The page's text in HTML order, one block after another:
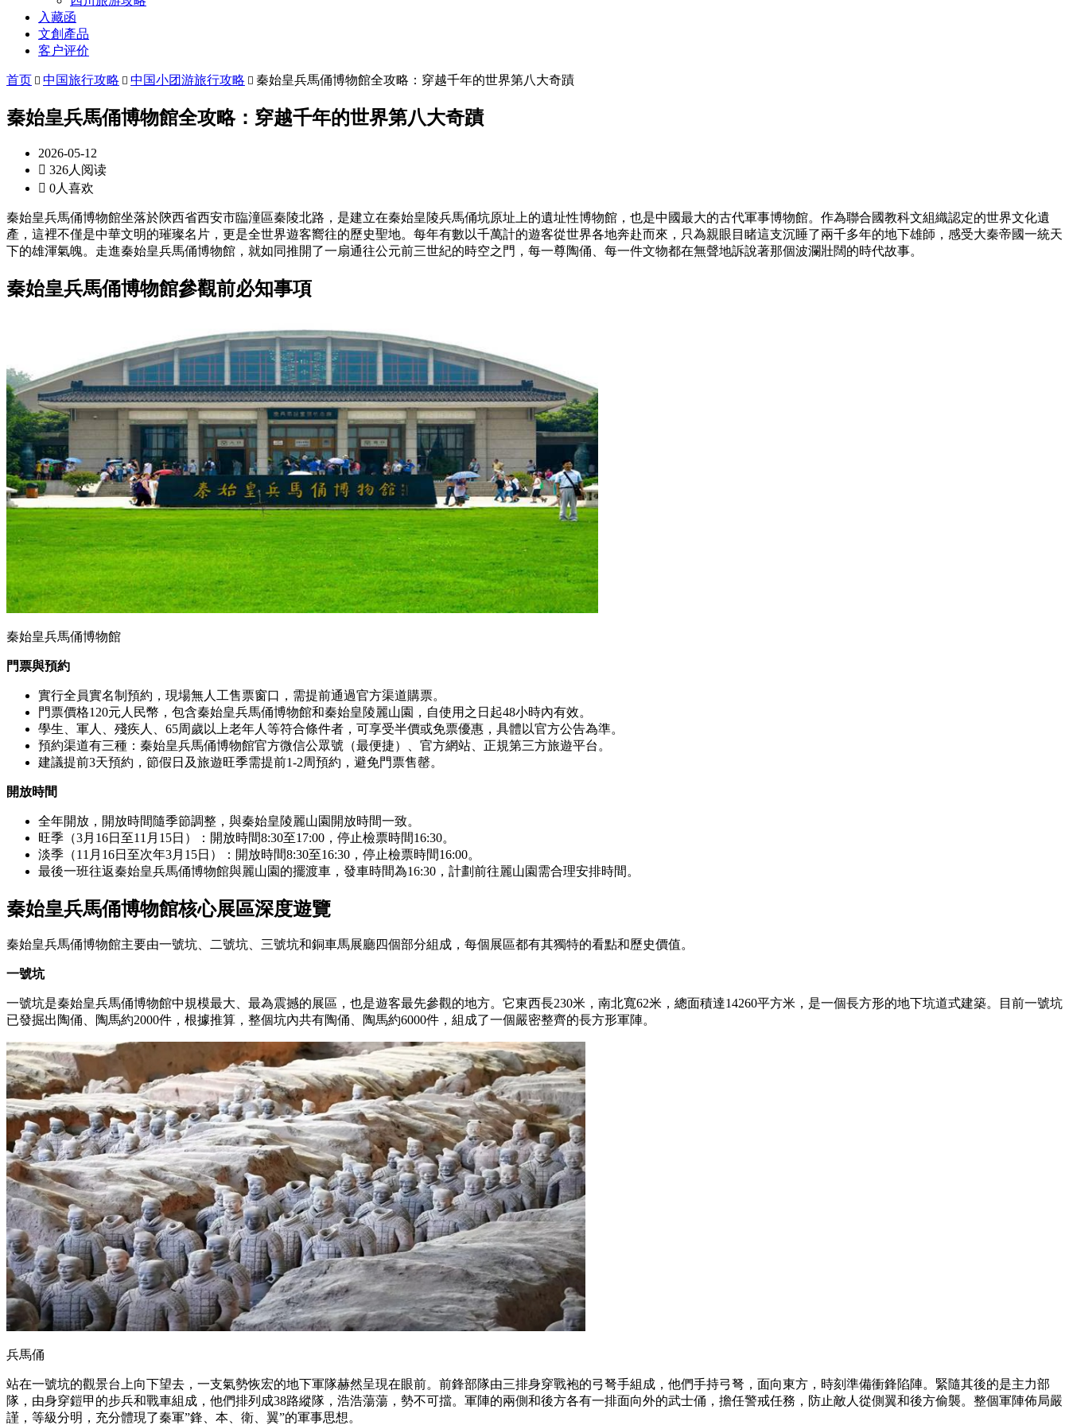
入藏函
文創產品
客户评价
首页  中国旅行攻略  中国小团游旅行攻略  秦始皇兵馬俑博物館全攻略：穿越千年的世界第八大奇蹟
秦始皇兵馬俑博物館全攻略：穿越千年的世界第八大奇蹟
2026-05-12
 326人阅读
 0人喜欢
秦始皇兵馬俑博物館坐落於陝西省西安市臨潼區秦陵北路，是建立在秦始皇陵兵馬俑坑原址上的遺址性博物館，也是中國最大的古代軍事博物館。作為聯合國教科文組織認定的世界文化遺
產，這裡不僅是中華文明的璀璨名片，更是全世界遊客嚮往的歷史聖地。每年有數以千萬計的遊客從世界各地奔赴而來，只為親眼目睹這支沉睡了兩千多年的地下雄師，感受大秦帝國一統天
下的雄渾氣魄。走進秦始皇兵馬俑博物館，就如同推開了一扇通往公元前三世紀的時空之門，每一尊陶俑、每一件文物都在無聲地訴說著那個波瀾壯闊的時代故事。
秦始皇兵馬俑博物館參觀前必知事項
秦始皇兵馬俑博物館
門票與預約
實行全員實名制預約，現場無人工售票窗口，需提前通過官方渠道購票。
門票價格120元人民幣，包含秦始皇兵馬俑博物館和秦始皇陵麗山園，自使用之日起48小時內有效。
學生、軍人、殘疾人、65周歲以上老年人等符合條件者，可享受半價或免票優惠，具體以官方公告為準。
預約渠道有三種：秦始皇兵馬俑博物館官方微信公眾號（最便捷）、官方網站、正規第三方旅遊平台。
建議提前3天預約，節假日及旅遊旺季需提前1-2周預約，避免門票售罄。
開放時間
全年開放，開放時間隨季節調整，與秦始皇陵麗山園開放時間一致。
旺季（3月16日至11月15日）：開放時間8:30至17:00，停止檢票時間16:30。
淡季（11月16日至次年3月15日）：開放時間8:30至16:30，停止檢票時間16:00。
最後一班往返秦始皇兵馬俑博物館與麗山園的擺渡車，發車時間為16:30，計劃前往麗山園需合理安排時間。
秦始皇兵馬俑博物館核心展區深度遊覽
秦始皇兵馬俑博物館主要由一號坑、二號坑、三號坑和銅車馬展廳四個部分組成，每個展區都有其獨特的看點和歷史價值。
一號坑
一號坑是秦始皇兵馬俑博物館中規模最大、最為震撼的展區，也是遊客最先參觀的地方。它東西長230米，南北寬62米，總面積達14260平方米，是一個長方形的地下坑道式建築。目前一號坑
已發掘出陶俑、陶馬約2000件，根據推算，整個坑內共有陶俑、陶馬約6000件，組成了一個嚴密整齊的長方形軍陣。
兵馬俑
站在一號坑的觀景台上向下望去，一支氣勢恢宏的地下軍隊赫然呈現在眼前。前鋒部隊由三排身穿戰袍的弓弩手組成，他們手持弓弩，面向東方，時刻準備衝鋒陷陣。緊隨其後的是主力部
隊，由身穿鎧甲的步兵和戰車組成，他們排列成38路縱隊，浩浩蕩蕩，勢不可擋。軍陣的兩側和後方各有一排面向外的武士俑，擔任警戒任務，防止敵人從側翼和後方偷襲。整個軍陣佈局嚴
謹，等級分明，充分體現了秦軍”鋒、本、衛、翼”的軍事思想。